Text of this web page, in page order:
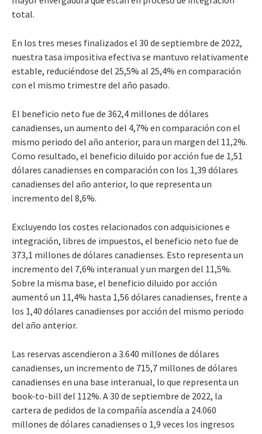
total.
En los tres meses finalizados el 30 de septiembre de 2022,
nuestra tasa impositiva efectiva se mantuvo relativamente
estable, reduciéndose del 25,5% al 25,4% en comparación
con el mismo trimestre del año pasado.
El beneficio neto fue de 362,4 millones de dólares
canadienses, un aumento del 4,7% en comparación con el
mismo periodo del año anterior, para un margen del 11,2%.
Como resultado, el beneficio diluido por acción fue de 1,51
dólares canadienses en comparación con los 1,39 dólares
canadienses del año anterior, lo que representa un
incremento del 8,6%.
Excluyendo los costes relacionados con adquisiciones e
integración, libres de impuestos, el beneficio neto fue de
373,1 millones de dólares canadienses. Esto representa un
incremento del 7,6% interanual y un margen del 11,5%.
Sobre la misma base, el beneficio diluido por acción
aumentó un 11,4% hasta 1,56 dólares canadienses, frente a
los 1,40 dólares canadienses por acción del mismo periodo
del año anterior.
Las reservas ascendieron a 3.640 millones de dólares
canadienses, un incremento de 715,7 millones de dólares
canadienses en una base interanual, lo que representa un
book-to-bill del 112%. A 30 de septiembre de 2022, la
cartera de pedidos de la compañía ascendía a 24.060
millones de dólares canadienses o 1,9 veces los ingresos